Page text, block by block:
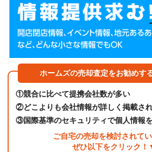
ホームズの売却査定をお勧めす
①競合に比べて提携会社数が多い
②どこよりも会社情報が詳しく掲載さ
③国際基準のセキュリティで個人情報
ご自宅の売却を検討されて
ぜひ以下をクリック！